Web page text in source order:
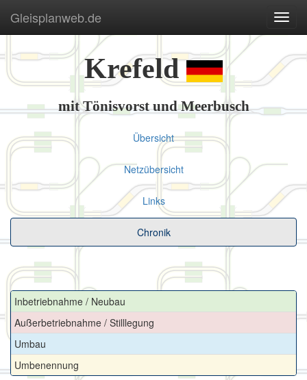
ein-/
Gleisplanweb.de
Krefeld
mit Tönisvorst und Meerbusch
Übersicht
Netzübersicht
Links
Chronik
Inbetriebnahme / Neubau
Außerbetriebnahme / Stilllegung
Umbau
Umbenennung